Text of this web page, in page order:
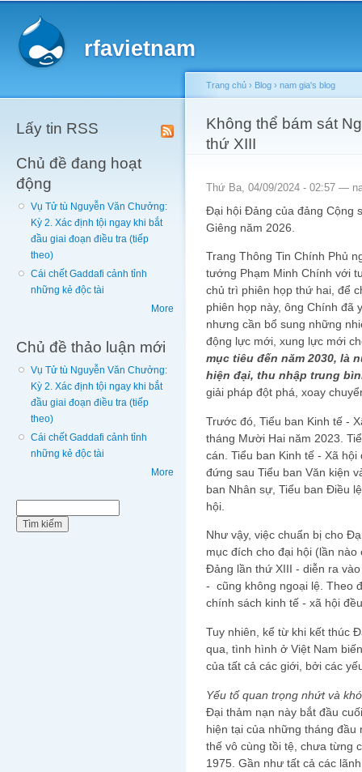
rfavietnam
Lấy tin RSS
Chủ đề đang hoạt
động
Vụ Tử tù Nguyễn Văn Chưởng:
Kỳ 2. Xác định tội ngay khi bắt
đầu giai đoạn điều tra (tiếp
theo)
Cái chết Gaddafi cảnh tỉnh
những kẻ độc tài
More
Chủ đề thảo luận mới
Vụ Tử tù Nguyễn Văn Chưởng:
Kỳ 2. Xác định tội ngay khi bắt
đầu giai đoạn điều tra (tiếp
theo)
Cái chết Gaddafi cảnh tỉnh
những kẻ độc tài
More
You are here
Trang chủ › Blog › nam gia's blog
Không thể bám sát
thứ XIII
Thứ Ba, 04/09/2024 - 02:57 —
Đại hội Đảng của đảng Cộng
Giêng năm 2026.
Trang Thông Tin Chính Phủ
tướng Phạm Minh Chính với
chủ trì phiên họp thứ hai, để
phiên họp này, ông Chính đã
nhưng cần bổ sung những
động lực mới, xung lực mới
mục tiêu đến năm 2030, là
hiện đại, thu nhập trung
giải pháp đột phá, xoay
Trước đó, Tiểu ban Kinh tế -
tháng Mười Hai năm 2023.
cán. Tiểu ban Kinh tế - Xã
đứng sau Tiểu ban Văn kiện
ban Nhân sự, Tiểu ban Điều
hội.
Như vậy, việc chuẩn bị cho
mục đích cho đại hội (lần
Đảng lần thứ XIII - diễn ra
- cũng không ngoại lệ. Theo
chính sách kinh tế - xã hội
Tuy nhiên, kể từ khi kết thúc
qua, tình hình ở Việt Nam
của tất cả các giới, bởi các
Yếu tố quan trọng nhứt và
Đại thảm nạn này bắt đầu
hiện tại của những tháng đầu
thế vô cùng tồi tệ, chưa từng
1975. Gần như tất cả các